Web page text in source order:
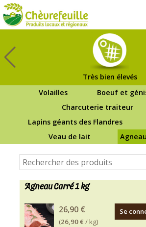
Très bien élevés
Volailles
Boeuf et
Charcuterie traiteur
Lapins géants des Flandres
Veau de lait
Agneau
Agneau Carré 1 kg
26,90 €
(26,90 € / kg)
Se